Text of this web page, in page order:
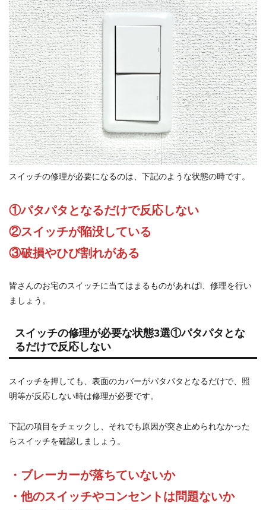
スイッチの修理が必要になるのは、下記のような状態の時です。
①パタパタとなるだけで反応しない
②スイッチが陥没している
③破損やひび割れがある
皆さんのお宅のスイッチに当てはまるものがあればl、修理を行い
ましょう。
スイッチの修理が必要な状態3選①パタパタとな
るだけで反応しない
スイッチを押しても、表面のカバーがパタパタとなるだけで、照
明等が反応しない時は修理が必要です。
下記の項目をチェックし、それでも原因が突き止められなかった
らスイッチを確認しましょう。
・ブレーカーが落ちていないか
・他のスイッチやコンセントは問題ないか